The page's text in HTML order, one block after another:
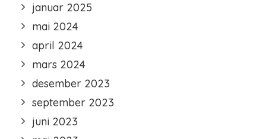
januar 2025
mai 2024
april 2024
mars 2024
desember 2023
september 2023
juni 2023